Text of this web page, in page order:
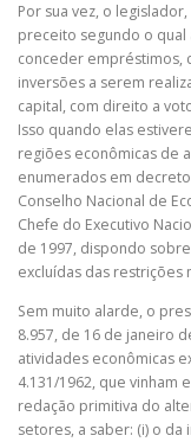
Por sua vez, o
preceito segundo o
conceder empréstimos,
inversões a serem
capital, com direito a
Isso quando elas
regiões econômicas de
enumerados em
Conselho Nacional de
Chefe do Executivo
de 1997, dispondo
excluídas das restrições
Sem muito alarde, o
8.957, de 16 de janeiro
atividades econômicas
4.131/1962, que vinham
redação primitiva do
setores, a saber: (i) o